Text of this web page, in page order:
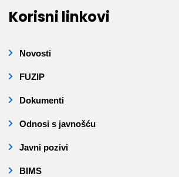
Korisni linkovi
Novosti
FUZIP
Dokumenti
Odnosi s javnošću
Javni pozivi
BIMS